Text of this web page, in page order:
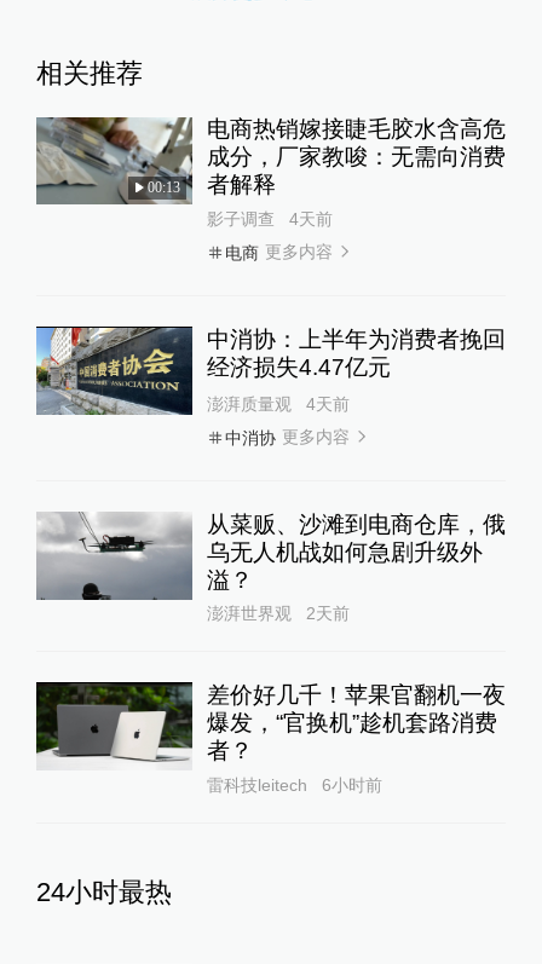
相关推荐
00:13
电商热销嫁接睫毛胶水含高危
成分，厂家教唆：无需向消费
者解释
影子调查
4天前
电商 更多内容
中消协：上半年为消费者挽回
经济损失4.47亿元
澎湃质量观
4天前
中消协 更多内容
从菜贩、沙滩到电商仓库，俄
乌无人机战如何急剧升级外
溢？
澎湃世界观 2天前
差价好几千！苹果官翻机一夜
爆发，“官换机”趁机套路消费
者？
雷科技leitech 6小时前
24小时最热